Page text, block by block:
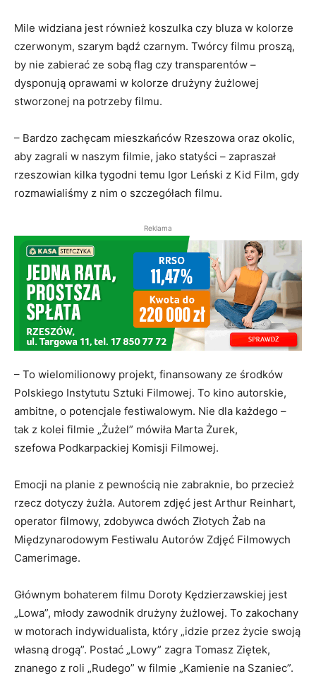
Mile widziana jest również koszulka czy bluza w kolorze
czerwonym, szarym bądź czarnym. Twórcy filmu proszą,
by nie zabierać ze sobą flag czy transparentów –
dysponują oprawami w kolorze drużyny żużlowej
stworzonej na potrzeby filmu.
– Bardzo zachęcam mieszkańców Rzeszowa oraz okolic,
aby zagrali w naszym filmie, jako statyści – zapraszał
rzeszowian kilka tygodni temu Igor Leński z Kid Film, gdy
rozmawialiśmy z nim o szczegółach filmu.
Reklama
– To wielomilionowy projekt, finansowany ze środków
Polskiego Instytutu Sztuki Filmowej. To kino autorskie,
ambitne, o potencjale festiwalowym. Nie dla każdego –
tak z kolei filmie „Żużel” mówiła Marta Żurek,
szefowa Podkarpackiej Komisji Filmowej.
Emocji na planie z pewnością nie zabraknie, bo przecież
rzecz dotyczy żużla. Autorem zdjęć jest Arthur Reinhart,
operator filmowy, zdobywca dwóch Złotych Żab na
Międzynarodowym Festiwalu Autorów Zdjęć Filmowych
Camerimage.
Głównym bohaterem filmu Doroty Kędzierzawskiej jest
„Lowa”, młody zawodnik drużyny żużlowej. To zakochany
w motorach indywidualista, który „idzie przez życie swoją
własną drogą”. Postać „Lowy” zagra Tomasz Ziętek,
znanego z roli „Rudego” w filmie „Kamienie na Szaniec”.